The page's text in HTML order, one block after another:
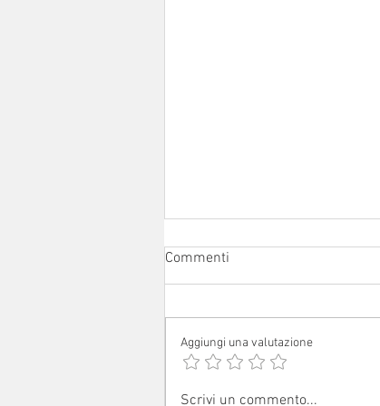
Sabato 1° agosto 2026: festa
Commenti
Aggiungi una valutazione
Scrivi un commento...